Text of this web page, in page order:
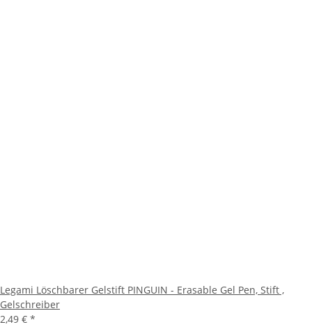
Legami Löschbarer Gelstift PINGUIN - Erasable Gel Pen, Stift ,
Gelschreiber
2,49 € *